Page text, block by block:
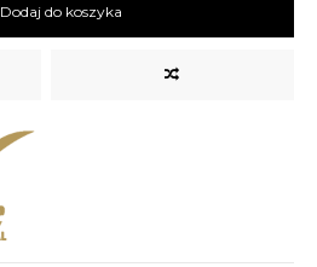
Dodaj do koszyka